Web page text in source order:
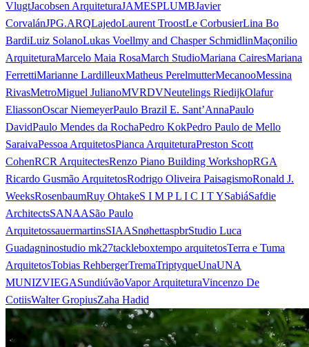
VlugtJacobsen ArquiteturaJAMESPLUMBJavier
CorvalánJPG.ARQLajedoLaurent TroostLe CorbusierLina Bo
BardiLuiz SolanoLukas Voellmy and Chasper SchmidlinMaçonilio
ArquiteturaMarcelo Maia RosaMarch StudioMariana CairesMariana
FerrettiMarianne LardilleuxMatheus PerelmutterMecanooMessina
RivasMetroMiguel JulianoMVRDVNeutelings RiedijkOlafur
EliassonOscar NiemeyerPaulo Brazil E. Sant’AnnaPaulo
DavidPaulo Mendes da RochaPedro KokPedro Paulo de Mello
SaraivaPessoa ArquitetosPianca ArquiteturaPreston Scott
CohenRCR ArquitectesRenzo Piano Building WorkshopRGA
Ricardo Gusmão ArquitetosRodrigo Oliveira PaisagismoRonald J.
WeeksRosenbaumRuy OhtakeS I M P L I C I T YSabiáSafdie
ArchitectsSANAASão Paulo
ArquitetossauermartinsSIAASnøhettaspbrStudio Luca
Guadagninostudio mk27tackleboxtempo arquitetosTerra e Tuma
ArquitetosTobias RehbergerTremaTriptyqueUnaUNA
MUNIZVIEGASundiúvãoVapor ArquiteturaVincenzo De
CotiisWalter GropiusZaha Hadid